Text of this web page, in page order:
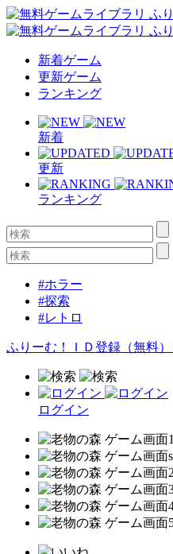
新着ゲーム
更新ゲーム
ランキング
新着
更新
ランキング
#ホラー
#探索
#レトロ
ふりーむ！ＩＤ登録（無料）
ログイン